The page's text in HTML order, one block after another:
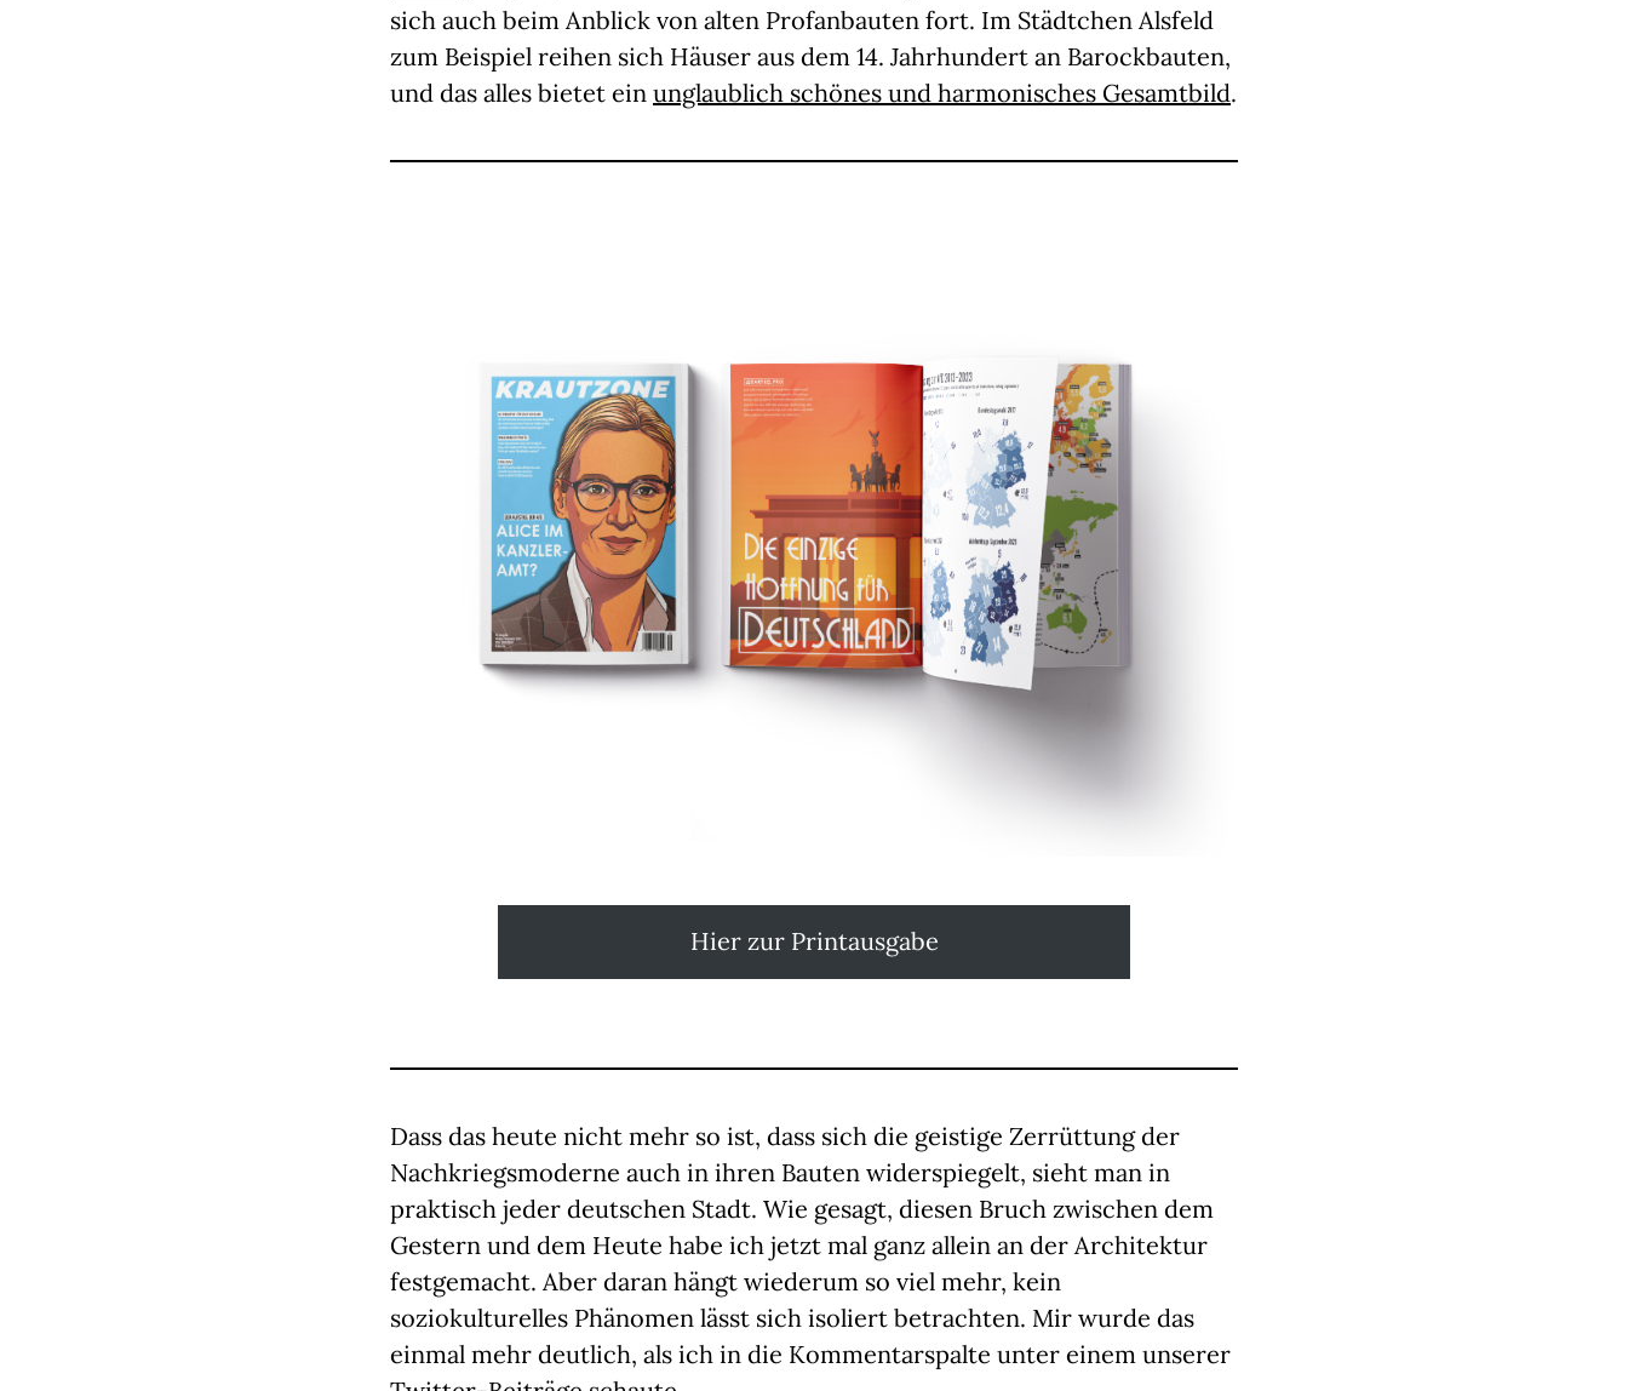
sich auch beim Anblick von alten Profanbauten fort. Im Städtchen Alsfeld
zum Beispiel reihen sich Häuser aus dem 14. Jahrhundert an Barockbauten,
und das alles bietet ein unglaublich schönes und harmonisches Gesamtbild.
Hier zur Printausgabe
Dass das heute nicht mehr so ist, dass sich die geistige Zerrüttung der
Nachkriegsmoderne auch in ihren Bauten widerspiegelt, sieht man in
praktisch jeder deutschen Stadt. Wie gesagt, diesen Bruch zwischen dem
Gestern und dem Heute habe ich jetzt mal ganz allein an der Architektur
festgemacht. Aber daran hängt wiederum so viel mehr, kein
soziokulturelles Phänomen lässt sich isoliert betrachten. Mir wurde das
einmal mehr deutlich, als ich in die Kommentarspalte unter einem unserer